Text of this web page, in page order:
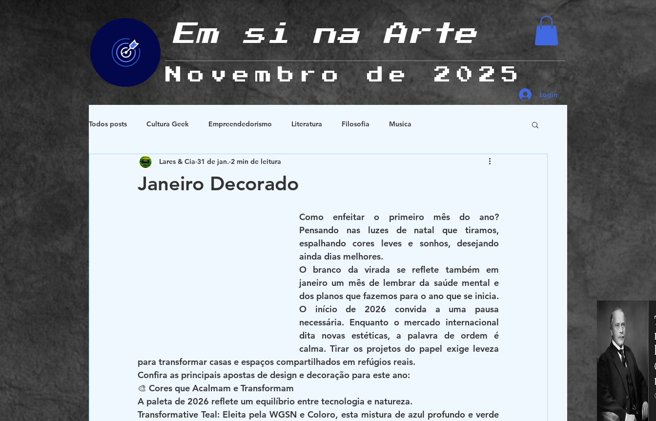
Em si na Arte
Novembro de 2025
Login
Todos posts Cultura Geek Empreendedorismo Literatura Filosofia Musica
Espiritualidade e Esoterismo Natureza História
Janeiro Decorado
Lares & Cia 31 de jan. 2 min de leitura
Como enfeitar o primeiro mês do ano?
Pensando nas luzes de natal que tiramos,
espalhando cores leves e sonhos, desejando
ainda dias melhores.
O branco da virada se reflete também em
janeiro um mês de lembrar da saúde mental e
dos planos que fazemos para o ano que se inicia.
O início de 2026 convida a uma pausa
necessária. Enquanto o mercado internacional
dita novas estéticas, a palavra de ordem é
calma. Tirar os projetos do papel exige leveza
para transformar casas e espaços compartilhados em refúgios reais.
Confira as principais apostas de design e decoração para este ano:
🎨 Cores que Acalmam e Transformam
A paleta de 2026 reflete um equilíbrio entre tecnologia e natureza.
Transformative Teal: Eleita pela WGSN e Coloro, esta mistura de azul profundo e verde